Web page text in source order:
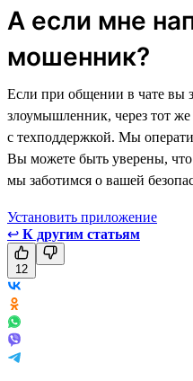
А если мне
мошенник?
Если при общении в чате вы
злоумышленник, через тот
с техподдержкой. Мы
Вы можете быть уверены,
мы заботимся о вашей
Установить приложение
↩ К другим статьям
12